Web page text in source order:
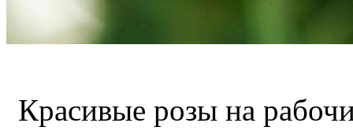
Красивые розы на